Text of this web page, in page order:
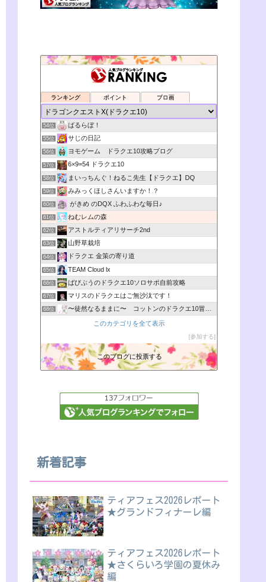
ランキング ポイント ブロ画
54位 ばるらぼ！
55位 サじの日記
56位 ヨモゲーム ドラクエ10攻略ブログ
57位 6×9=54 ドラクエ10
58位 まいっちんぐ！ねるこ先生【ドラクエ】DQ
59位 みみっくほしさんいますか！？
60位 がきめ のDQX ふわふわな毎日♪
61位 ねむレムの森
62位 アストルティアリサーチ2nd
63位 山野草栽培
64位 ドラクエ 金策の寄り道
65位 TEAM Cloud lx
66位 ばびぶうのドラクエ10ソロサポ自前攻略
67位 マリスのドラクエはご無沙汰です！
68位 〜徒然なるままに〜 コットンのドラクエ10冒険日記
このカテゴリを全て表示
参加する
このブログに投票する
新着記事
ティアフェス2026レポート
★グランドフィナーレ編
ティアフェス2026レポート
★さくらいろ学園の夏休み
編